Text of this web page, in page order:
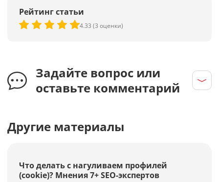
Рейтинг статьи
4.33 (3 оценки)
Задайте вопрос или
оставьте комментарий
Другие материалы
Что делать с нагуливаем профилей
(cookie)? Мнения 7+ SEO-экспертов